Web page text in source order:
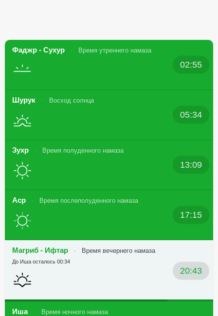
Фаджр - Сухур Время утреннего намаза
02:55
Шурук Восход солнца
05:34
Зухр Время полуденного намаза
13:09
Аср Время послеполуденного намаза
17:15
Магриб - Ифтар Время вечернего намаза
20:43
До Иша осталось 00:34
Иша Время ночного намаза